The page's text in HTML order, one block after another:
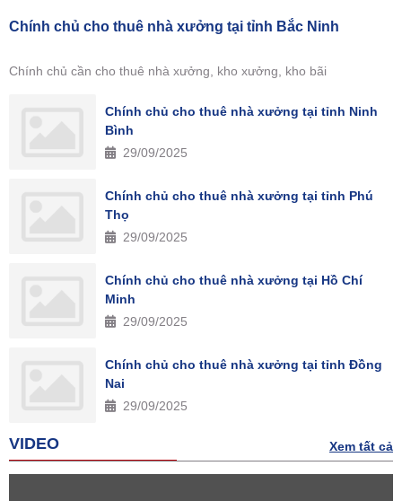
Chính chủ cho thuê nhà xưởng tại tỉnh Bắc Ninh
Chính chủ cần cho thuê nhà xưởng, kho xưởng, kho bãi
Chính chủ cho thuê nhà xưởng tại tỉnh Ninh
Bình
29/09/2025
Chính chủ cho thuê nhà xưởng tại tỉnh Phú
Thọ
29/09/2025
Chính chủ cho thuê nhà xưởng tại Hồ Chí
Minh
29/09/2025
Chính chủ cho thuê nhà xưởng tại tỉnh Đồng
Nai
29/09/2025
VIDEO Xem tất cả